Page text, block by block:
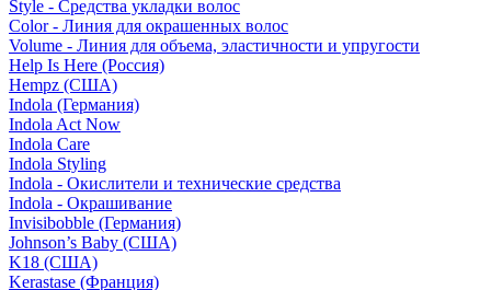
Style - Средства укладки волос
Color - Линия для окрашенных волос
Volume - Линия для объема, эластичности и упругости
Help Is Here (Россия)
Hempz (США)
Indola (Германия)
Indola Act Now
Indola Care
Indola Styling
Indola - Окислители и технические средства
Indola - Окрашивание
Invisibobble (Германия)
Johnson’s Baby (США)
K18 (США)
Kerastase (Франция)